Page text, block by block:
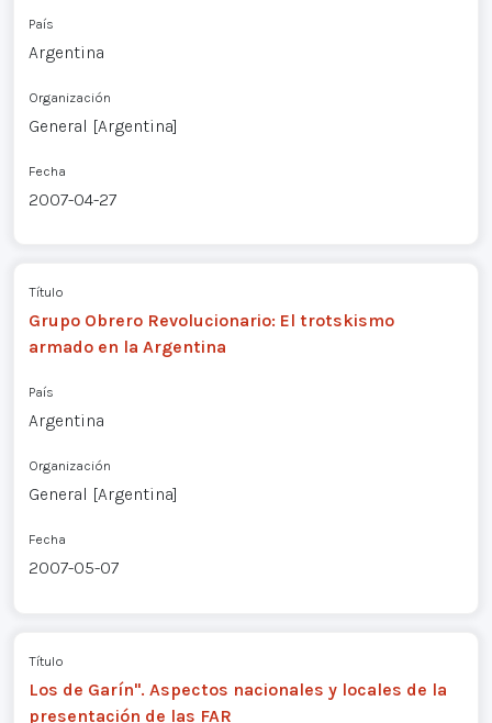
País
Argentina
Organización
General [Argentina]
Fecha
2007-04-27
Título
Grupo Obrero Revolucionario: El trotskismo
armado en la Argentina
País
Argentina
Organización
General [Argentina]
Fecha
2007-05-07
Título
Los de Garín". Aspectos nacionales y locales de la
presentación de las FAR